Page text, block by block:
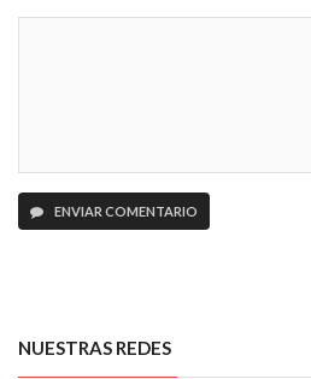
ENVIAR COMENTARIO
NUESTRAS REDES